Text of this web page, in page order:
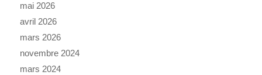
mai 2026
avril 2026
mars 2026
novembre 2024
mars 2024